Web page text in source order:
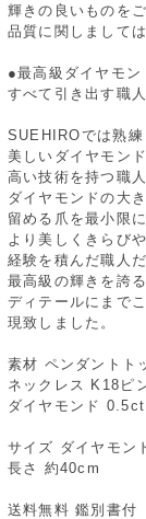
輝きの良いものを
品質に関しまして
●最高級ダイヤモン
すべて引き出す職
SUEHIROでは熟練
美しいダイヤモン
高い技術を持つ職
ダイヤモンドの大
留める爪を最小限
より美しくきらび
経験を積んだ職人
最高級の輝きを誇
ディテールにまで
現致しました。
素材 ペンダントト
ネックレス K18ピ
ダイヤモンド 0.5ct
サイズ ダイヤモン
長さ 約40cm
送料無料 鑑別書付